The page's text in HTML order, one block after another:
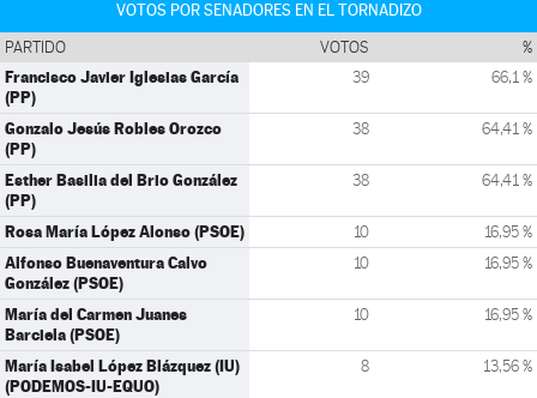
VOTOS POR SENADORES EN EL TORNADIZO
PARTIDO VOTOS %
Francisco Javier Iglesias García
(PP)
39 66,1 %
Gonzalo Jesús Robles Orozco
(PP)
38 64,41 %
Esther Basilia del Brio González
(PP)
38 64,41 %
Rosa María López Alonso (PSOE) 10 16,95 %
Alfonso Buenaventura Calvo
González (PSOE)
10 16,95 %
María del Carmen Juanes
Barciela (PSOE)
10 16,95 %
María Isabel López Blázquez (IU)
(PODEMOS-IU-EQUO)
8 13,56 %